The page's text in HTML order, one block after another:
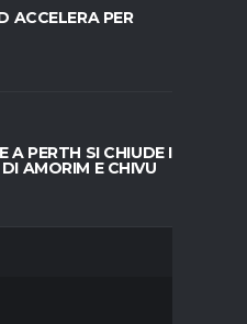
ACCELERA PER
PERTH SI CHIUDE IN
AMORIM E CHIVU